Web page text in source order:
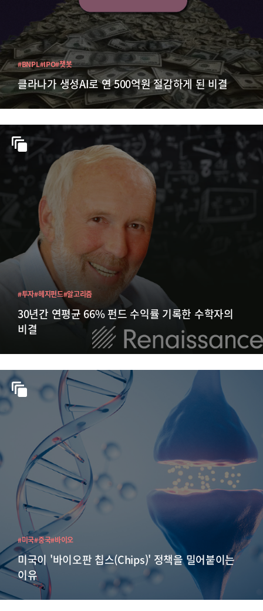
클라나가 생성AI로 연 500억원 절감하게 된 비결
#BNPL#IPO#챗봇
30년간 연평균 66% 펀드 수익률 기록한 수학자의
비결
#투자#헤지펀드#알고리즘
미국이 '바이오판 칩스(Chips)' 정책을 밀어붙이는
이유
#미국#중국#바이오